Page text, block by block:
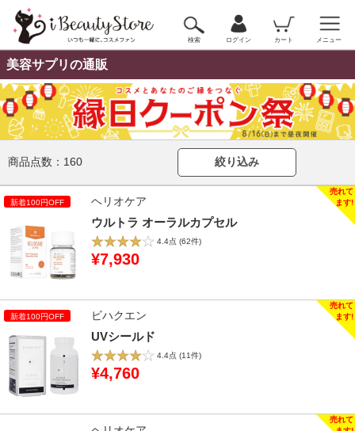
検索 ログイン カート メニュー
美容サプリの通販
商品点数： 160 絞り込み
ヘリオケア
ウルトラ オーラルカプセル
4.4点 (62件)
¥7,930
ビハクエン
UVシールド
4.4点 (11件)
¥4,760